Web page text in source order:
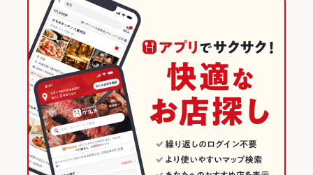
あり ：詳しくはクーポンをチェック♪
食べ放題 なし ：ご用意はございません
カクテル充実、焼酎充実、日本酒充実、ワイン充実
お子様連れ お子様連れOK ：お問い合わせください
ウェディン
グパーティ
ー二次会
お気軽にご相談ください
熊本 × 中華全般
熊本の中華全般ランキング
熊本市(上通り･下通り･新市街)のグルメランキング
熊本市(上通り･下通り･新市街)の中華ランキング
熊本市(上通り･下通り･新市街)の中華全般ランキング
銀座通りのグルメランキング